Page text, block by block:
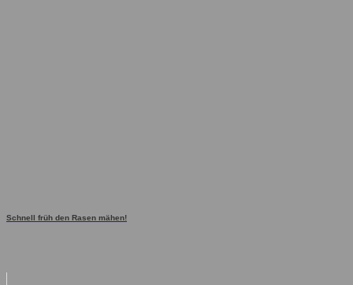
Schnell früh den Rasen mähen!